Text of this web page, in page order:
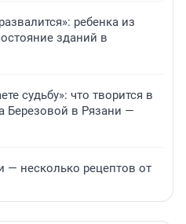
ребенка из
зданий в
судьбу»: что творится в
Березовой в Рязани —
— несколько рецептов от